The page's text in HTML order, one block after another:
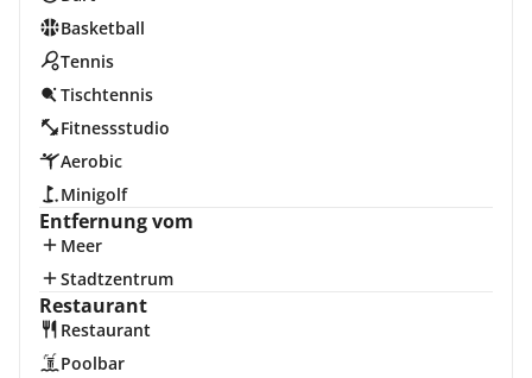
Basketball
Tennis
Tischtennis
Fitnessstudio
Aerobic
Minigolf
Entfernung vom
Meer
Stadtzentrum
Restaurant
Restaurant
Poolbar